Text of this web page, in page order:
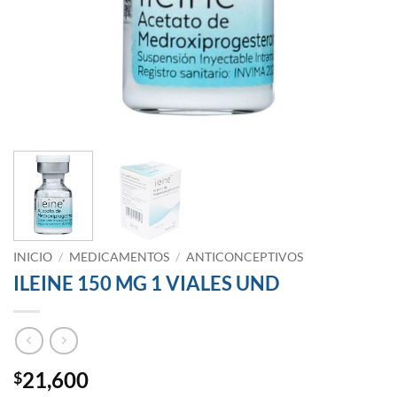
INICIO / MEDICAMENTOS / ANTICONCEPTIVOS
ILEINE 150 MG 1 VIALES UND
$21,600